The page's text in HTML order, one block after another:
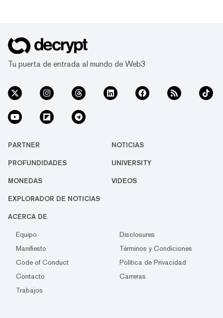
Tu puerta de entrada al mundo de Web3
PARTNER NOTICIAS
PROFUNDIDADES UNIVERSITY
MONEDAS VIDEOS
EXPLORADOR DE NOTICIAS
ACERCA DE
Equipo
Disclosures
Manifiesto
Términos y Condiciones
Code of Conduct
Política de Privacidad
Contacto
Carreras
Trabajos